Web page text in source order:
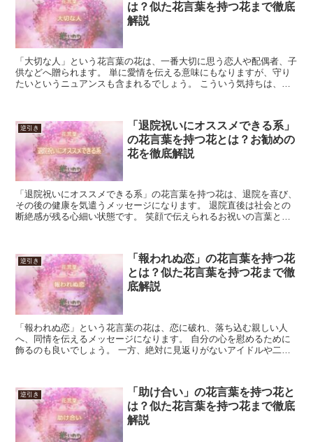
は？似た花言葉を持つ花まで徹底
解説
「大切な人」という花言葉の花は、一番大切に思う恋人や配偶者、子
供などへ贈られます。 単に愛情を伝える意味にもなりますが、守り
たいというニュアンスも含まれるでしょう。 こういう気持ちは、送
逆引き
「退院祝いにオススメできる系」
の花言葉を持つ花とは？お勧めの
花を徹底解説
「退院祝いにオススメできる系」の花言葉を持つ花は、退院を喜び、
その後の健康を気遣うメッセージになります。 退院直後は社会との
断絶感が残る心細い状態です。 笑顔で伝えられるお祝いの言葉と美
逆引き
「報われぬ恋」の花言葉を持つ花
とは？似た花言葉を持つ花まで徹
底解説
「報われぬ恋」という花言葉の花は、恋に破れ、落ち込む親しい人
へ、同情を伝えるメッセージになります。 自分の心を慰めるために
飾るのも良いでしょう。 一方、絶対に見返りがないアイドルや二次
逆引き
「助け合い」の花言葉を持つ花と
は？似た花言葉を持つ花まで徹底
解説